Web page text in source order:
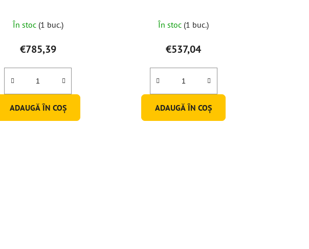
În stoc (1 buc.)
€785,39
ADAUGĂ ÎN COŞ
În stoc (1 buc.)
€537,04
ADAUGĂ ÎN COŞ